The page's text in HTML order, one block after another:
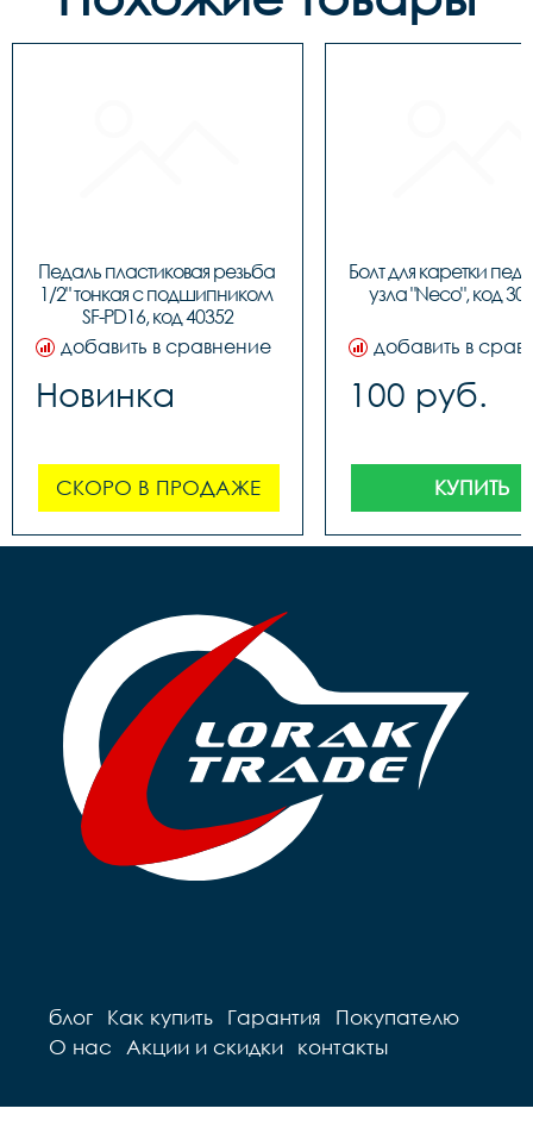
Педаль пластиковая резьба
1/2" тонкая c подшипником
SF-PD16, код 40352
добавить в сравнение
Новинка
СКОРО В ПРОДАЖЕ
Болт для каретки
узла "Neco", код
добавить в
100 руб.
КУПИТЬ
блог Как купить Гарантия
Покупателю
О нас
Акции и скидки контакты